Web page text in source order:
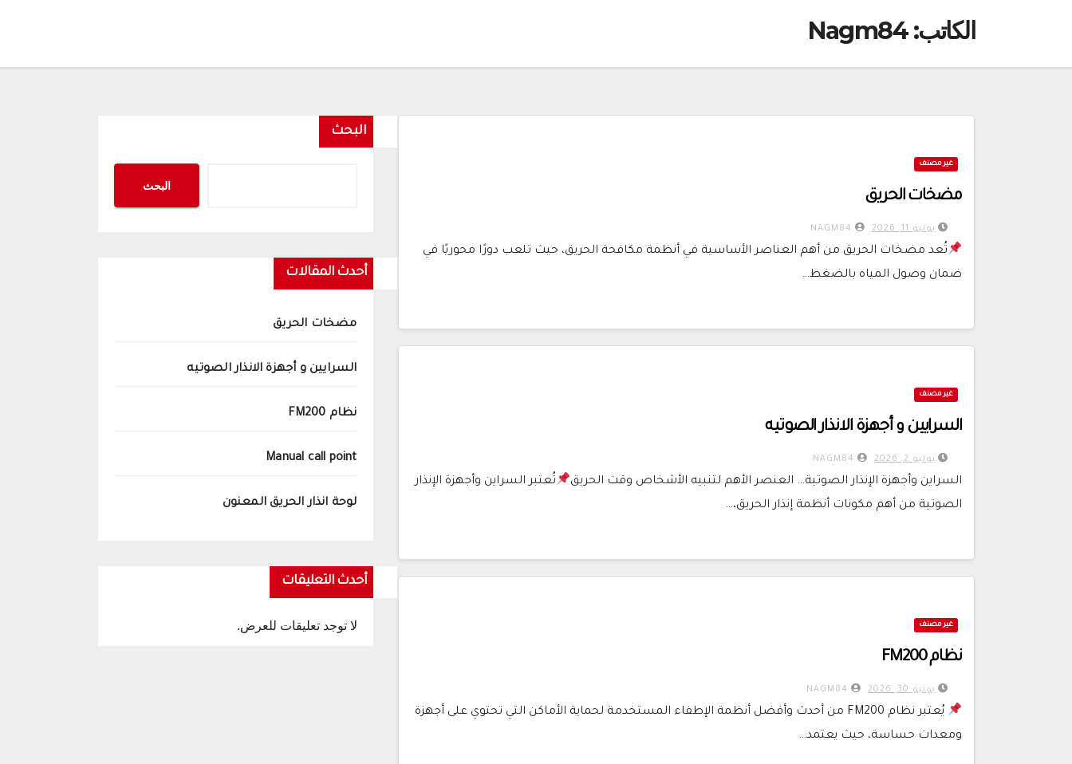
الكاتب:Nagm84
غير مصنف
مضخات الحريق
يوليو 11, 2026
تُعد مضخات الحريق من أهم العناصر الأساسية في أنظمة مكافحة الحريق، حيث تلعب دورًا محوريًا في
ضمان وصول المياه بالضغط…
غير مصنف
السرايين و أجهزة الانذار الصوتيه
يوليو 2, 2026
السراين وأجهزة الإنذار الصوتية… العنصر الأهم لتنبيه الأشخاص وقت الحريق
تُعتبر السراين وأجهزة الإنذار
الصوتية من أهم مكونات أنظمة إنذار الحريق،…
غير مصنف
نظام FM200
يونيو 30, 2026
يُعتبر نظام FM200 من أحدث وأفضل أنظمة الإطفاء المستخدمة لحماية الأماكن التي تحتوي على أجهزة
ومعدات حساسة، حيث يعتمد…
البحث
البحث
أحدث المقالات
مضخات الحريق
السرايين و أجهزة الانذار الصوتيه
نظام FM200
Manual call point
لوحة انذار الحريق المعنون
أحدث التعليقات
لا توجد تعليقات للعرض.